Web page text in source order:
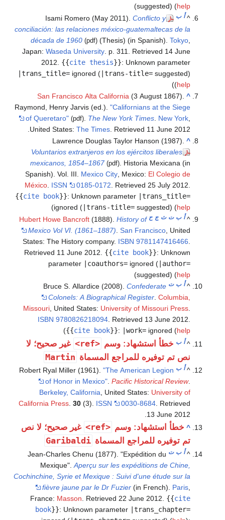
suggested) (help
)
^أ ب Isami Romero (May 2011).Conflicto y
conciliación: las relaciones méxico-guatemaltecas de la
década de 1960 (pdf) (Thesis) (in Spanish).Tokyo
Japan:Waseda University . p. 311 . Retrieved 14 June
2012
{{cite thesis}}: Unknown parameter
|trans_title= ignored ( |trans-title= suggested)
(help
)
^
San Francisco Alta California (3 August 1867).
Raymond, Henry Jarvis (ed.)."Californians at the Siege
of Queretaro" (pdf) The New York Times New York
United States:The Times . Retrieved 11 June 2012
^
Lawrence Douglas Taylor Hanson (1987).
Voluntarios extranjeros en los ejércitos liberales
mexicanos, 1854–1867 (pdf). Historia Mexicana (in
Spanish). Vol. III. Mexico City, Mexico: El Colegio de
México. ISSN 0185-0172. Retrieved25 July 2012.
{{cite book}}: Unknown parameter
|trans_title=
ignored ( |trans-title= suggested) (help
)
^أ ب ت ث ج ح Hubert Howe Bancroft (1888).History of
Mexico Vol VI. (1861–1887) .San Francisco , United
States: The History company. ISBN 9781147416466
Retrieved 11 June 2012 {{cite book}}: Unknown
parameter
|coauthors= ignored ( |author=
suggested) (help
)
^أ ب ت Bruce S. Allardice (2008).Confederate
Colonels: A Biographical Register .Columbia,
Missouri , United States: University of Missouri Press
ISBN 9780826218094 . Retrieved 13 June 2012
{{cite book}}: |work= ignored (help
)
^أ ب خطأ استشهاد: وسم <ref>
غير صحيح؛ لا
نص تم توفيره للمراجع المسماة Martin
^أ ب Robert Ryal Miller (1961)."The American Legion
of Honor in Mexico" .Pacific Historical Review.
Berkeley, California , United States: University of
California Press .30 (3). ISSN 0030-8684 . Retrieved
13 June 2012
^ خطأ استشهاد: وسم <ref>
غير صحيح؛ لا نص
تم توفيره للمراجع المسماة Garibaldi
^أ ب ت Jean-Charles Chenu (1877). "Expédition du
Mexique".Aperçu sur les expéditions de Chine,
Cochinchine, Syrie et Mexique : Suivi d'une étude sur la
fièvre jaune par le Dr Fuzier (in French). Paris
France: Masson . Retrieved 22 June 2012 {{cite
book}}: Unknown parameter
|trans_chapter=